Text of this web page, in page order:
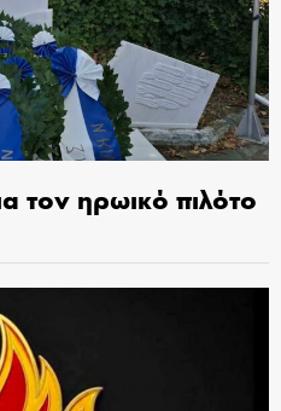
τον ηρωικό πιλότο